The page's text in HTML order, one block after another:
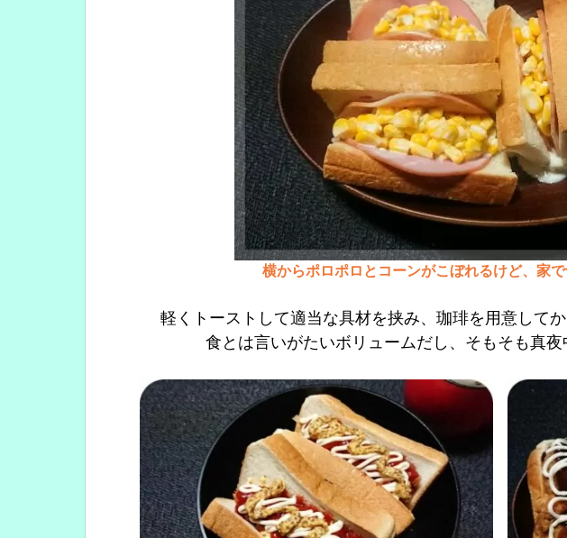
横からポロポロとコーンがこぼれるけど、家
軽くトーストして適当な具材を挟み、珈琲を用意して